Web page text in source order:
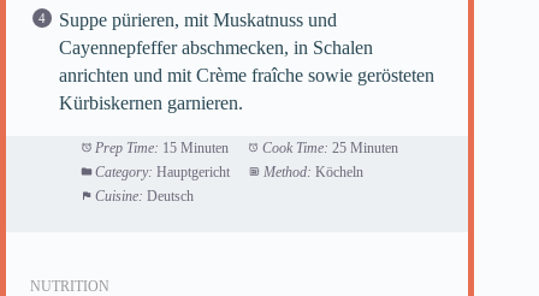
Suppe pürieren, mit Muskatnuss und
Cayennepfeffer abschmecken, in Schalen
anrichten und mit Crème fraîche sowie gerösteten
Kürbiskernen garnieren.
Prep Time: 15 Minuten Cook Time: 25 Minuten
Category: Hauptgericht Method: Köcheln
Cuisine: Deutsch
NUTRITION